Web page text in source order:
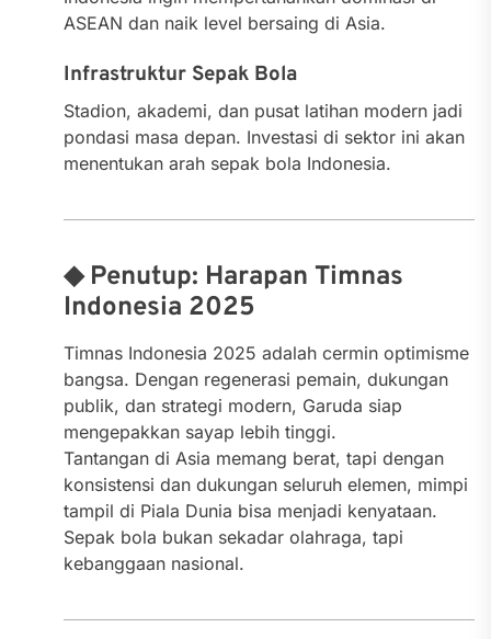
ASEAN dan naik level bersaing di Asia.
Infrastruktur Sepak Bola
Stadion, akademi, dan pusat latihan modern jadi
pondasi masa depan. Investasi di sektor ini akan
menentukan arah sepak bola Indonesia.
◆ Penutup: Harapan Timnas
Indonesia 2025
Timnas Indonesia 2025 adalah cermin optimisme
bangsa. Dengan regenerasi pemain, dukungan
publik, dan strategi modern, Garuda siap
mengepakkan sayap lebih tinggi.
Tantangan di Asia memang berat, tapi dengan
konsistensi dan dukungan seluruh elemen, mimpi
tampil di Piala Dunia bisa menjadi kenyataan.
Sepak bola bukan sekadar olahraga, tapi
kebanggaan nasional.